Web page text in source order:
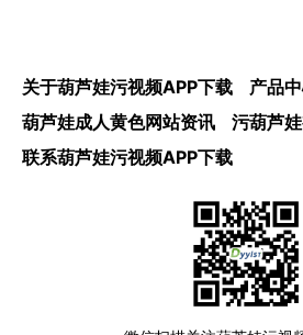
关于葫芦娃污视频APP下载
产品
葫芦娃成人黄色网站资讯
污葫芦
联系葫芦娃污视频APP下载